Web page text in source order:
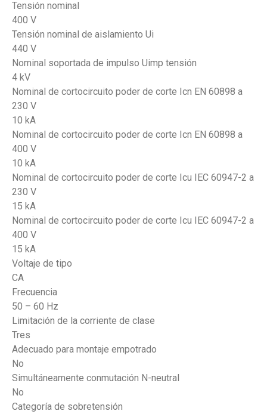
Tensión nominal
400 V
Tensión nominal de aislamiento Ui
440 V
Nominal soportada de impulso Uimp tensión
4 kV
Nominal de cortocircuito poder de corte Icn EN 60898 a
230 V
10 kA
Nominal de cortocircuito poder de corte Icn EN 60898 a
400 V
10 kA
Nominal de cortocircuito poder de corte Icu IEC 60947-2 a
230 V
15 kA
Nominal de cortocircuito poder de corte Icu IEC 60947-2 a
400 V
15 kA
Voltaje de tipo
CA
Frecuencia
50 – 60 Hz
Limitación de la corriente de clase
Tres
Adecuado para montaje empotrado
No
Simultáneamente conmutación N-neutral
No
Categoría de sobretensión